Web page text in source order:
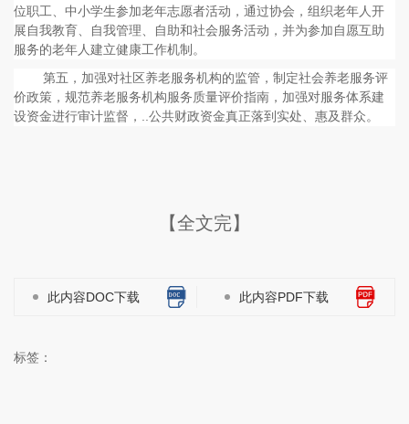
位职工、中小学生参加老年志愿者活动，通过协会，组织老年人开
展自我教育、自我管理、自助和社会服务活动，并为参加自愿互助
服务的老年人建立健康工作机制。
第五，加强对社区养老服务机构的监管，制定社会养老服务评
价政策，规范养老服务机构服务质量评价指南，加强对服务体系建
设资金进行审计监督，..公共财政资金真正落到实处、惠及群众。
【全文完】
此内容DOC下载 此内容PDF下载
标签：